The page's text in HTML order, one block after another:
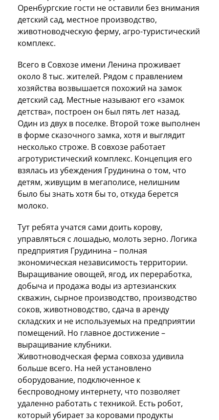
Оренбургские гости не оставили без внимания
детский сад, местное производство,
животноводческую ферму, агро-туристический
комплекс.
Всего в Совхозе имени Ленина проживает
около 8 тыс. жителей. Рядом с правлением
хозяйства возвышается похожий на замок
детский сад. Местные называют его «замок
детства», построен он был пять лет назад.
Один из двух в поселке. Второй тоже выполнен
в форме сказочного замка, хотя и выглядит
несколько строже. В совхозе работает
агротуристический комплекс. Концепция его
взялась из убеждения Грудинина о том, что
детям, живущим в мегаполисе, нелишним
было бы знать хотя бы то, откуда берется
молоко.
Тут ребята учатся сами доить корову,
управляться с лошадью, молоть зерно. Логика
предприятия Грудинина – полная
экономическая независимость территории.
Выращивание овощей, ягод, их переработка,
добыча и продажа воды из артезианских
скважин, сырное производство, производство
соков, животноводство, сдача в аренду
складских и не используемых на предприятии
помещений. Но главное достижение –
выращивание клубники.
Животноводческая ферма совхоза удивила
больше всего. На ней установлено
оборудование, подключенное к
беспроводному интернету, что позволяет
удаленно работать с техникой. Есть робот,
который убирает за коровами продукты